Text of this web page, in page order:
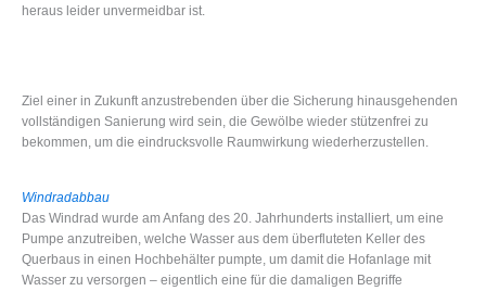
heraus leider unvermeidbar ist.
Ziel einer in Zukunft anzustrebenden über die Sicherung hinausgehenden
vollständigen Sanierung wird sein, die Gewölbe wieder stützenfrei zu
bekommen, um die eindrucksvolle Raumwirkung wiederherzustellen.
Windradabbau
Das Windrad wurde am Anfang des 20. Jahrhunderts installiert, um eine
Pumpe anzutreiben, welche Wasser aus dem überfluteten Keller des
Querbaus in einen Hochbehälter pumpte, um damit die Hofanlage mit
Wasser zu versorgen – eigentlich eine für die damaligen Begriffe